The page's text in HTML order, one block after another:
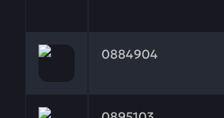
0884904
Заказывая запчасти у нас,
Заказывая запчасти у нас,